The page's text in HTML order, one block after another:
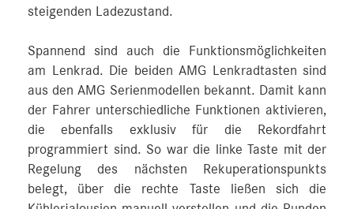
steigenden Ladezustand.
Spannend sind auch die Funktionsmöglichkeiten
am Lenkrad. Die beiden AMG Lenkradtasten sind
aus den AMG Serienmodellen bekannt. Damit kann
der Fahrer unterschiedliche Funktionen aktivieren,
die ebenfalls exklusiv für die Rekordfahrt
programmiert sind. So war die linke Taste mit der
Regelung des nächsten Rekuperationspunkts
belegt, über die rechte Taste ließen sich die